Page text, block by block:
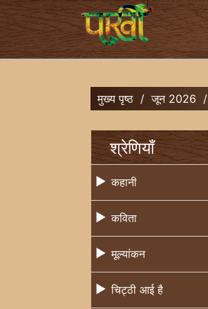
मुख्य पृष्ठ / जून 2026 /
श्रेणियाँ
कहानी
कविता
मूल्यांकन
चिट्ठी आई है